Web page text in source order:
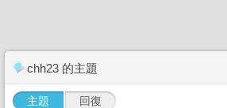
chh23 的主題
主題 回復